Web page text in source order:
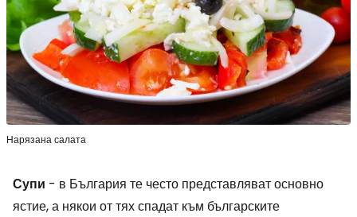
Нарязана салата
Супи - в България те често представляват основно
ястие, а някои от тях спадат към българските